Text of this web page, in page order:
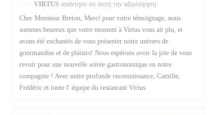
VIRTUS απάντησε σε αυτή την αξιολόγηση
Cher Monsieur Breton, Merci pour votre témoignage, nous
sommes heureux que votre moment à Virtus vous ait plu, et
avons été enchantés de vous présenter notre univers de
gourmandise et de plaisirs! Nous espérons avoir la joie de vous
revoir pour une nouvelle soirée gastronomique en notre
compagnie ! Avec notre profonde reconnaissance, Camille,
Frédéric et toute l' équipe du restaurant Virtus